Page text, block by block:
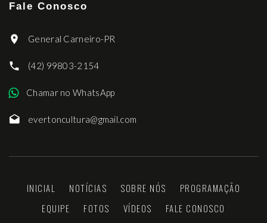
Fale Conosco
General Carneiro-PR
(42) 99803-2154
Chamar no WhatsApp
evertoncultura@gmail.com
INICIAL NOTÍCIAS SOBRE NÓS
PROGRAMAÇÃO
EQUIPE
FOTOS VÍDEOS FALE CONOSCO